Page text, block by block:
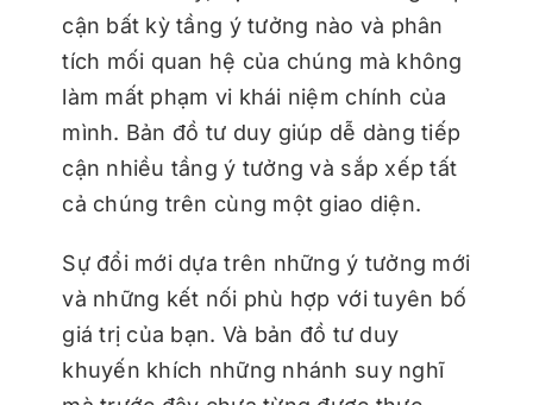
cận bất kỳ tầng ý tưởng nào và phân
tích mối quan hệ của chúng mà không
làm mất phạm vi khái niệm chính của
mình. Bản đồ tư duy giúp dễ dàng tiếp
cận nhiều tầng ý tưởng và sắp xếp tất
cả chúng trên cùng một giao diện.
Sự đổi mới dựa trên những ý tưởng mới
và những kết nối phù hợp với tuyên bố
giá trị của bạn. Và bản đồ tư duy
khuyến khích những nhánh suy nghĩ